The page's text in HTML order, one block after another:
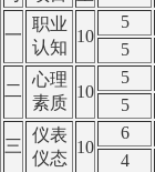
一
职业
认知
10
5
5
二
心理
素质
10
5
5
三
仪表
仪态
10
6
4